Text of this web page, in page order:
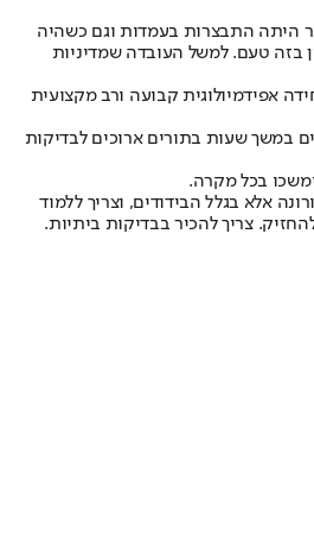
היתה התבצרות בעמדות וגם כשהיה
בזה טעם. למשל העובדה שמדיניות
אפידמיולוגית קבועה ורב מקצועית
אלף איש שהיו בבידוד, ובהם יותר מ־75 אלף תלמידים. במקביל, עמדו רבים במשך שעות בתורים ארוכים לבדיקות
בכל מקרה.
אלא בגלל הבידודים, וצריך ללמוד
צריך להכיר בבדיקות ביתיות.